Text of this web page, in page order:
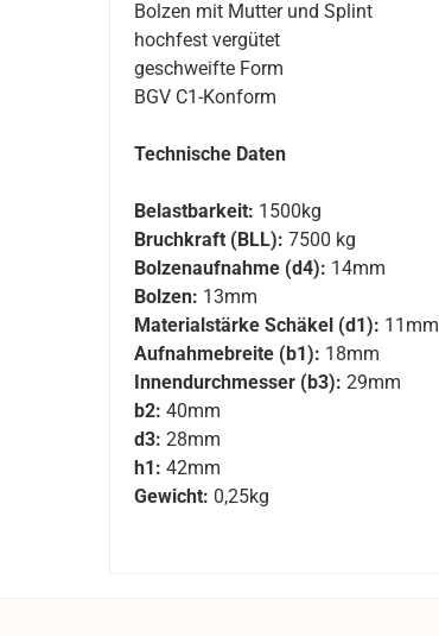
Bolzen mit Mutter und Splint
hochfest vergütet
geschweifte Form
BGV C1-Konform
Technische Daten
Belastbarkeit: 1500kg
Bruchkraft (BLL): 7500 kg
Bolzenaufnahme (d4): 14mm
Bolzen: 13mm
Materialstärke Schäkel (d1): 11mm
Aufnahmebreite (b1): 18mm
Innendurchmesser (b3): 29mm
b2: 40mm
d3: 28mm
h1: 42mm
Gewicht: 0,25kg